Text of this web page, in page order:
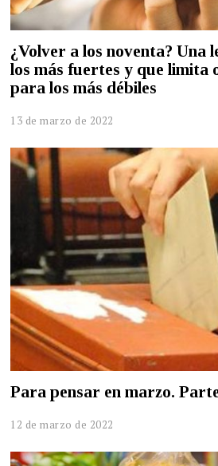
¿Volver a los noventa? Una
los más fuertes y que limita
para los más débiles
13 de marzo de 2022
Para pensar en marzo.
12 de marzo de 2022